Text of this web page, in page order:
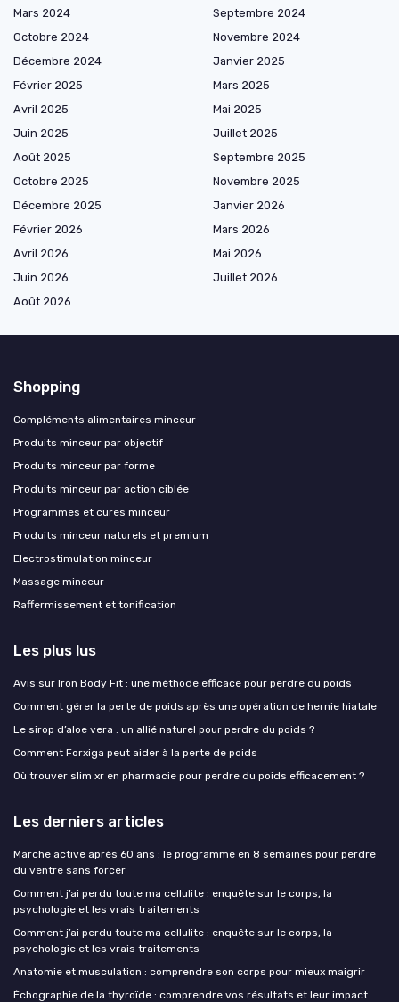
Mars 2024
Septembre 2024
Octobre 2024
Novembre 2024
Décembre 2024
Janvier 2025
Février 2025
Mars 2025
Avril 2025
Mai 2025
Juin 2025
Juillet 2025
Août 2025
Septembre 2025
Octobre 2025
Novembre 2025
Décembre 2025
Janvier 2026
Février 2026
Mars 2026
Avril 2026
Mai 2026
Juin 2026
Juillet 2026
Août 2026
Shopping
Compléments alimentaires minceur
Produits minceur par objectif
Produits minceur par forme
Produits minceur par action ciblée
Programmes et cures minceur
Produits minceur naturels et premium
Electrostimulation minceur
Massage minceur
Raffermissement et tonification
Les plus lus
Avis sur Iron Body Fit : une méthode efficace pour perdre du poids
Comment gérer la perte de poids après une opération de hernie hiatale
Le sirop d’aloe vera : un allié naturel pour perdre du poids ?
Comment Forxiga peut aider à la perte de poids
Où trouver slim xr en pharmacie pour perdre du poids efficacement ?
Les derniers articles
Marche active après 60 ans : le programme en 8 semaines pour perdre
du ventre sans forcer
Comment j’ai perdu toute ma cellulite : enquête sur le corps, la
psychologie et les vrais traitements
Comment j’ai perdu toute ma cellulite : enquête sur le corps, la
psychologie et les vrais traitements
Anatomie et musculation : comprendre son corps pour mieux maigrir
Échographie de la thyroïde : comprendre vos résultats et leur impact